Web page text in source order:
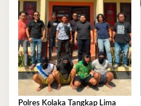
Polres Kolaka Tangkap Lima